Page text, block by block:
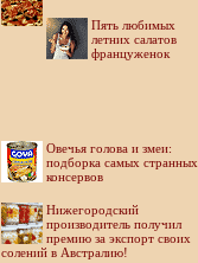
Пять любимых
летних салатов
француженок
Овечья голова и змеи:
подборка самых странных
консервов
Нижегородский
производитель получил
премию за экспорт своих
солений в Австралию!